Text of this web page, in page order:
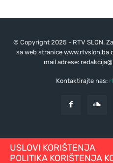
© Copyright 2025 - RTV SLON.
sa web stranice www.rtvslon.ba
mail adrese:
Kontaktirajte nas:
USLOVI KORIŠTENJA
POLITIKA KORIŠTENJA